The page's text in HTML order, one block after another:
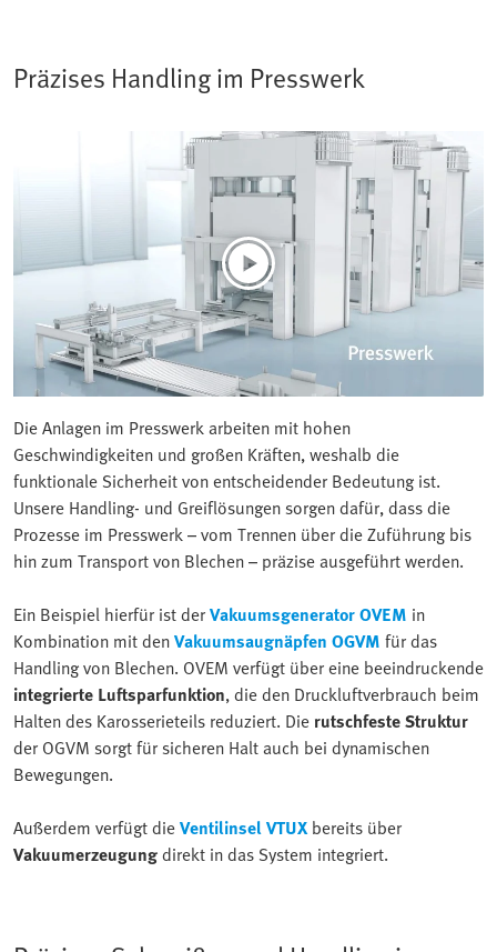
Präzises Handling im Presswerk
Die Anlagen im Presswerk arbeiten mit hohen
Geschwindigkeiten und großen Kräften, weshalb die
funktionale Sicherheit von entscheidender Bedeutung ist.
Unsere Handling- und Greiflösungen sorgen dafür, dass die
Prozesse im Presswerk – vom Trennen über die Zuführung bis
hin zum Transport von Blechen – präzise ausgeführt werden.
Ein Beispiel hierfür ist derVakuumsgenerator OVEM in
Kombination mit denVakuumsaugnäpfen OGVM für das
Handling von Blechen. OVEM verfügt über eine beeindruckende
integrierte Luftsparfunktion, die den Druckluftverbrauch beim
Halten des Karosserieteils reduziert. Die rutschfeste Struktur
der OGVM sorgt für sicheren Halt auch bei dynamischen
Bewegungen.
Außerdem verfügt dieVentilinsel VTUXbereits über
Vakuumerzeugungdirekt in das System integriert.